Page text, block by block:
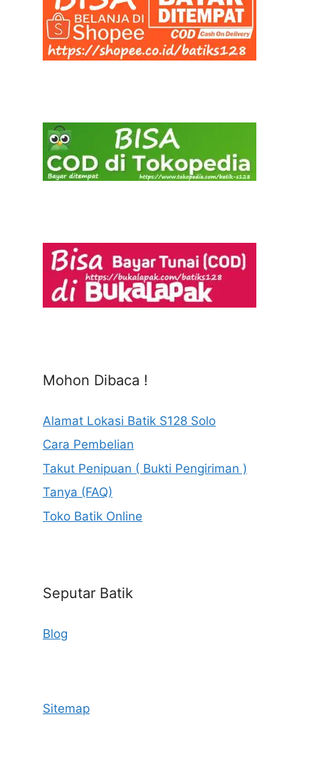
Mohon Dibaca !
Alamat Lokasi Batik S128 Solo
Cara Pembelian
Takut Penipuan ( Bukti Pengiriman )
Tanya (FAQ)
Toko Batik Online
Seputar Batik
Blog
Sitemap